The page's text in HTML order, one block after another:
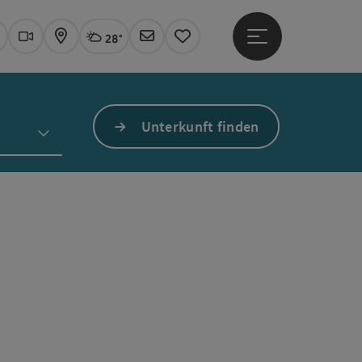
Webcams
KarteAktuelles Wetter Linz, wolkig
28°
Newsletter
Merkzettel
Hauptmenü öffnen
Unterkunft finden